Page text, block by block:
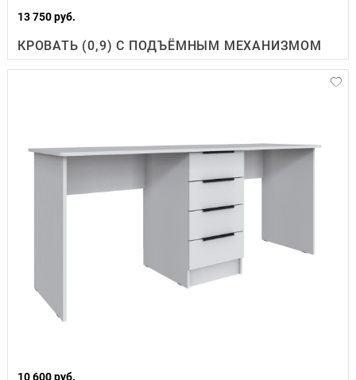
13 750 руб.
КРОВАТЬ (0,9) С ПОДЪЁМНЫМ МЕХАНИЗМОМ
10 600 руб.